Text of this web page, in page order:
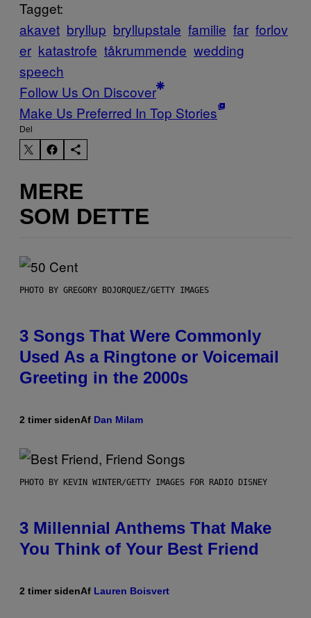
Tagget:
akavet bryllup bryllupstale familie far forlov
er katastrofe tåkrummende wedding
speech
Follow Us On Discover
Make Us Preferred In Top Stories
Del
MERE
SOM DETTE
PHOTO BY GREGORY BOJORQUEZ/GETTY IMAGES
3 Songs That Were Commonly
Used As a Ringtone or Voicemail
Greeting in the 2000s
2 timer sidenAf Dan Milam
PHOTO BY KEVIN WINTER/GETTY IMAGES FOR RADIO DISNEY
3 Millennial Anthems That Make
You Think of Your Best Friend
2 timer sidenAf Lauren Boisvert